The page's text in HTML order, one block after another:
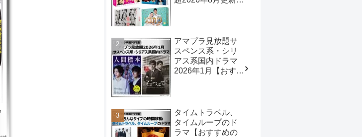
アマプラ見放題サ
スペンス系・シリ
アス系国内ドラマ
2026年1月【おすす
タイムトラベル、
タイムループのド
ラマ【おすすめの